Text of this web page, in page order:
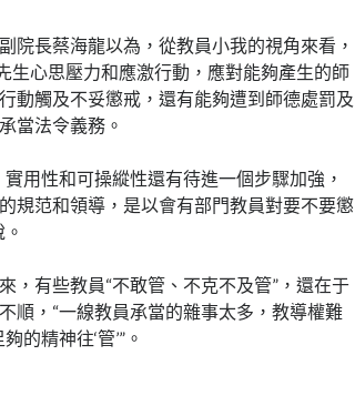
院長蔡海龍以為，從教員小我的視角來看，
生心思壓力和應激行動，應對能夠產生的師
動觸及不妥懲戒，還有能夠遭到師德處罰及
當法令義務。
用性和可操縱性還有待進一個步驟加強，
規范和領導，是以會有部門教員對要不要懲
，有些教員“不敢管、不克不及管”，還在于
順，“一線教員承當的雜事太多，教導權難
的精神往‘管’”。